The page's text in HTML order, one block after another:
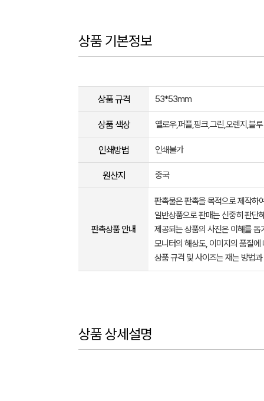
상품 기본정보
상품 규격 53*53mm
상품 색상 옐로우,퍼플,핑크,그린,오렌지,블루
인쇄방법 인쇄불가
원산지 중국
판촉상품 안내
판촉물은 판촉을 목적으로 제작하
일반상품으로 판매는 신중히 판단
제공되는 상품의 사진은 이해를
모니터의 해상도, 이미지의 품질
상품 규격 및 사이즈는 재는 방법
상품 상세설명